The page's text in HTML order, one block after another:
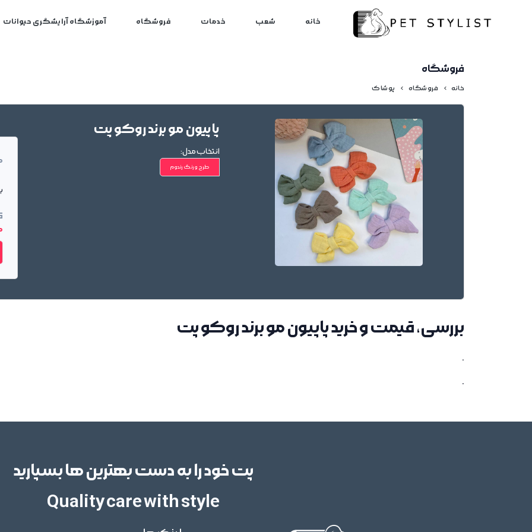
خانه شعب خدمات فروشگاه آموزشگاه آرایشگری حیوانات
فروشگاه
خانه فروشگاه پوشاک
پاپیون مو برند روکو پت
انتخاب مدل:
طرح و رنگ رندوم
بررسی، قیمت و خرید پاپیون مو برند روکو پت
.
.
پت خود را به دست بهترین ها بسپارید
Quality care with style